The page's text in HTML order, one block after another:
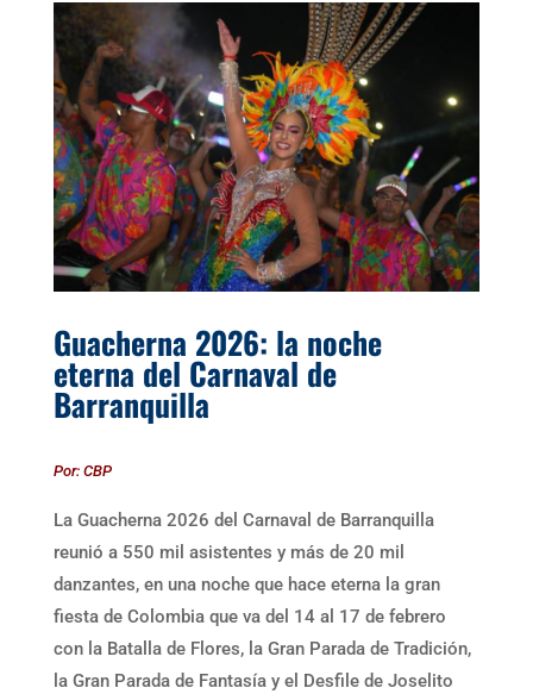
Guacherna 2026: la noche
eterna del Carnaval de
Barranquilla
Por: CBP
La Guacherna 2026 del Carnaval de Barranquilla
reunió a 550 mil asistentes y más de 20 mil
danzantes, en una noche que hace eterna la gran
fiesta de Colombia que va del 14 al 17 de febrero
con la Batalla de Flores, la Gran Parada de Tradición,
la Gran Parada de Fantasía y el Desfile de Joselito